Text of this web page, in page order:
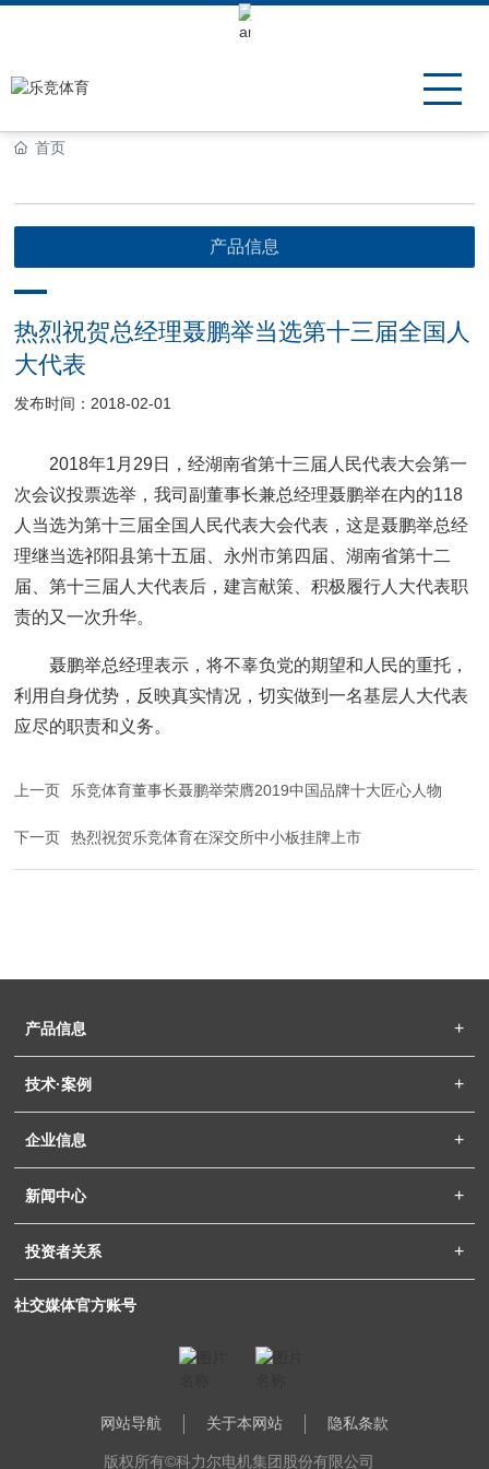
Keli Motor Group Search
首页
产品信息
热烈祝贺总经理聂鹏举当选第十三届全国人
大代表
发布时间：2018-02-01
2018年1月29日，经湖南省第十三届人民代表大会第一
次会议投票选举，我司副董事长兼总经理聂鹏举在内的118
人当选为第十三届全国人民代表大会代表，这是聂鹏举总经
理继当选祁阳县第十五届、永州市第四届、湖南省第十二
届、第十三届人大代表后，建言献策、积极履行人大代表职
责的又一次升华。
聂鹏举总经理表示，将不辜负党的期望和人民的重托，
利用自身优势，反映真实情况，切实做到一名基层人大代表
应尽的职责和义务。
上一页 乐竞体育董事长聂鹏举荣膺2019中国品牌十大匠心人物
下一页 热烈祝贺乐竞体育在深交所中小板挂牌上市
产品信息
技术·案例
企业信息
新闻中心
投资者关系
社交媒体官方账号
网站导航 关于本网站 隐私条款
版权所有©科力尔电机集团股份有限公司